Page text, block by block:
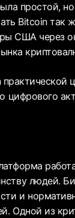
простой,
Bitcoin
США через
цифрового
людей.
и
Одной из